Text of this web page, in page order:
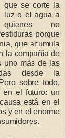
que se corte la
luz o el agua a
quienes no
porque
que acumula
la compañía de
uno más de las
desde la
sobre todo,
el futuro: un
está en el
y en el enorme